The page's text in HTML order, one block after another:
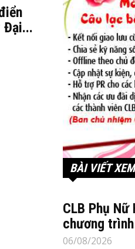
Đại...
BÀI VIẾT
CLB Phụ
chương
06/08/2026